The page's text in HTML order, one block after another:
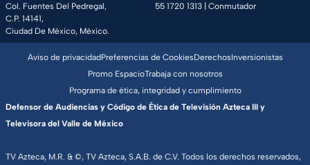
Col. Fuentes Del Pedregal,
C.P. 14141,
Ciudad De México, México.
55 1720 1313 | Conmutador
TV Azteca, M.R. & ©, TV Azteca, S.A.B. de C.V. Todos los derechos reservados,
Aviso de privacidadPreferencias de CookiesDerechosInversionistas
Promo EspacioTrabaja con nosotros
Programa de ética, integridad y cumplimiento
Defensor de Audiencias y Código de Ética de Televisión Azteca III y
Televisora del Valle de México